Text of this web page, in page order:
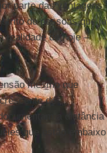
parte das vantagens
de pessoas que já
realidade de hoje –
mesmo que
de
a distância
que estão embaixo